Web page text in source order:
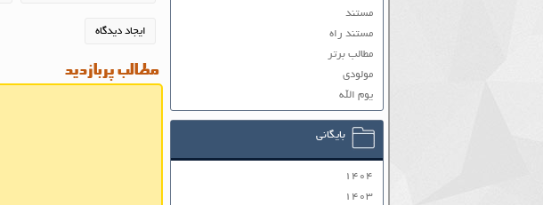
مطالب پربازدید
مستند
مستند راه
مطالب برتر
مولودی
یوم الله
بایگانی
۱۴۰۴
۱۴۰۳